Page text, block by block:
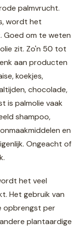
palmvrucht.
wordt het
Goed om te weten
zit. Zo'n 50 tot
aan producten
koekjes,
chocolade,
is palmolie vaak
shampoo,
en
Ongeacht of
het veel
Het gebruik van
opbrengst per
plantaardige